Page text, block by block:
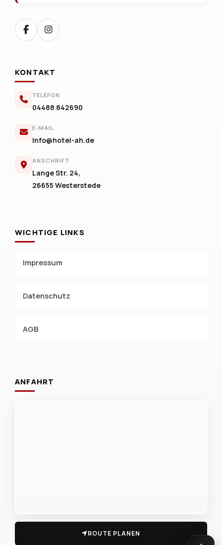
KONTAKT
TELEFON
04488 842690
E-MAIL
info@hotel-ah.de
ANSCHRIFT
Lange Str. 24,
26655 Westerstede
WICHTIGE LINKS
Impressum
Datenschutz
AGB
ANFAHRT
ROUTE PLANEN